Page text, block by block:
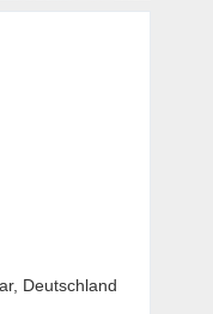
Deutschland